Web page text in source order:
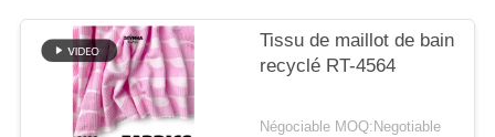
PRIVACY
POLICY
Tissu de maillot de bain
recyclé RT-4564
Négociable MOQ:Negotiable